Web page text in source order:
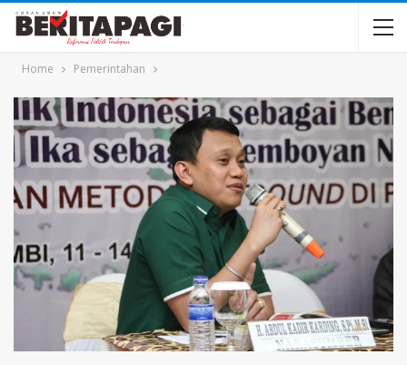
Home Pemerintahan